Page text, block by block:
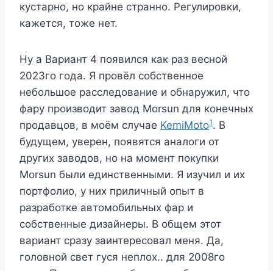
кустарно, но крайне странно. Регулировки,
кажется, тоже нет.
Ну а Вариант 4 появился как раз весной
2023го года. Я провёл собственное
небольшое расследование и обнаружил, что
фару производит завод Morsun для конечных
продавцов, в моём случае KemiMoto1. В
будущем, уверен, появятся аналоги от
других заводов, но на момент покупки
Morsun были единственными. Я изучил и их
портфолио, у них приличный опыт в
разработке автомобильных фар и
собственные дизайнеры. В общем этот
вариант сразу заинтересовал меня. Да,
головной свет гуся неплох.. для 2008го